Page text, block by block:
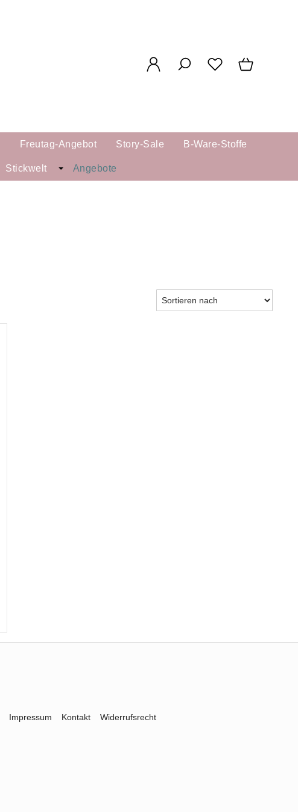
Freutag-Angebot Story-Sale B-Ware-Stoffe
Stickwelt Angebote
Impressum Kontakt Widerrufsrecht